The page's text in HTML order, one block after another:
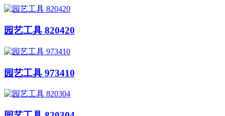
园艺工具 820420
园艺工具 973410